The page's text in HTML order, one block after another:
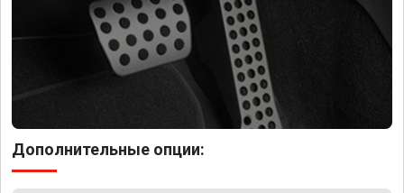
Дополнительные опции: